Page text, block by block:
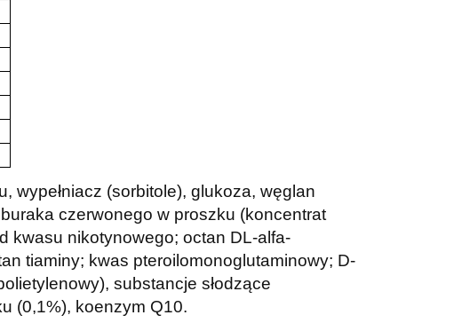
wypełniacz (sorbitole), glukoza, węglan
czerwonego w proszku (koncentrat
kwasu nikotynowego; octan DL-alfa-
tiaminy; kwas pteroilomonoglutaminowy; D-
substancje słodzące
(0,1%), koenzym Q10.